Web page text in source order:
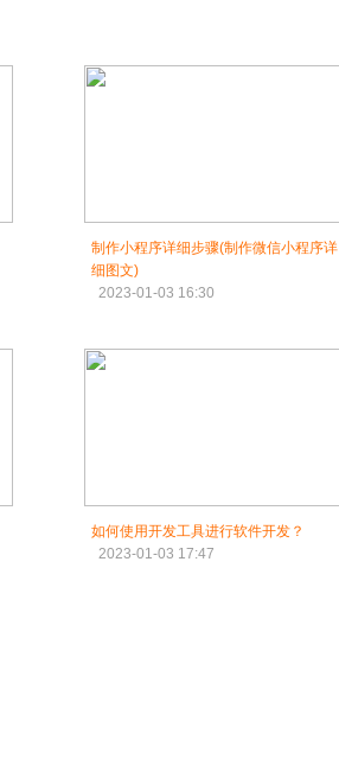
制作小程序详细步骤(制作微信小程序详
细图文)
2023-01-03 16:30
如何使用开发工具进行软件开发？
2023-01-03 17:47